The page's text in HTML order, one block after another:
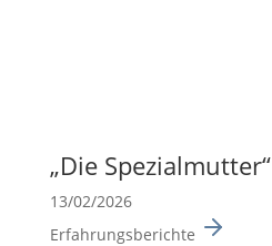
„Die Spezi­al­mutter“
13/02/2026
Erfahrungsberichte